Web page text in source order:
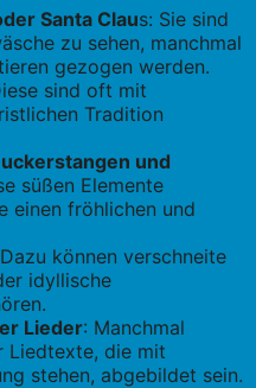
Santa Claus: Sie sind
zu sehen, manchmal
gezogen werden.
sind oft mit
Tradition
und
süßen Elemente
einen fröhlichen und
können verschneite
idyllische
Lieder: Manchmal
Liedtexte, die mit
stehen, abgebildet sein.